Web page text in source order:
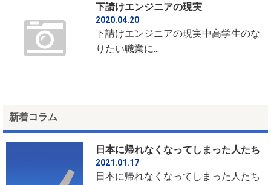
下請けエンジニアの現実
2020.04.20
下請けエンジニアの現実中高学生のな
りたい職業に...
新着コラム
日本に帰れなくなってしまった人たち
2021.01.17
日本に帰れなくなってしまった人たち